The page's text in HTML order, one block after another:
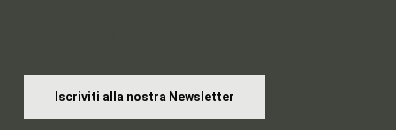
Iscriviti alla nostra Newsletter